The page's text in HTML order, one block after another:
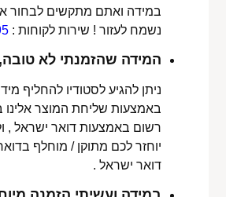
במידה ואתם מתקשים לבחור
נשמח לעזור ! שירות לקוחות :
המידה שהזמנתי לא
ניתן להגיע לסטודיו להחליף
באמצעות שליחת המוצר אלינו
רשום באמצעות דואר ישראל ,
יוחזר לכם מתוקן / מוחלף
דואר ישראל .